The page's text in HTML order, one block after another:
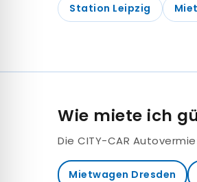
Station Leipzig
Wie miete ich
Die CITY-CAR
Mietwagen Dresden